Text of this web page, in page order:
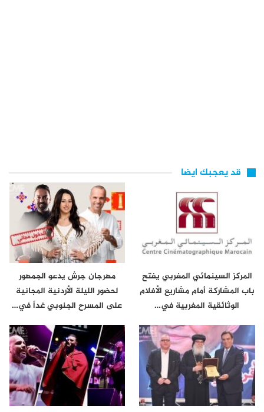
قد يعجبك ايضا
المركز السينمائي المغربي يفتح
باب المشاركة أمام مشاريع الأفلام
الوثائقية المغربية في…
مهرجان جرش يدعو الجمهور
لحضور الليلة الأردنية المجانية
على المسرح الجنوبي غداً في…